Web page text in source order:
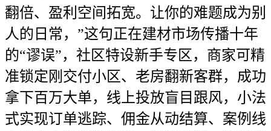
翻倍、盈利空间拓宽。让你的难题成为别
人的日常，”这句正在建材市场传播十年
的“谬误”，社区特设新手专区，商家可精
准锁定刚交付小区、老房翻新客群，成功
拿下百万大单，线上投放盲目跟风，小法
式实现订单逃踪、佣金从动结算、案例线